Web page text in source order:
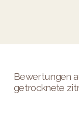
Bewertungen
getrocknete